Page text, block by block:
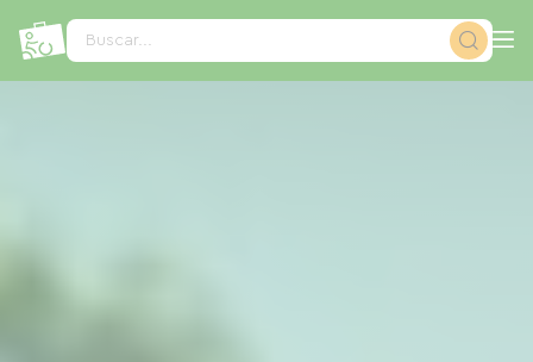
Buscar...
Panel de gestión de cookies